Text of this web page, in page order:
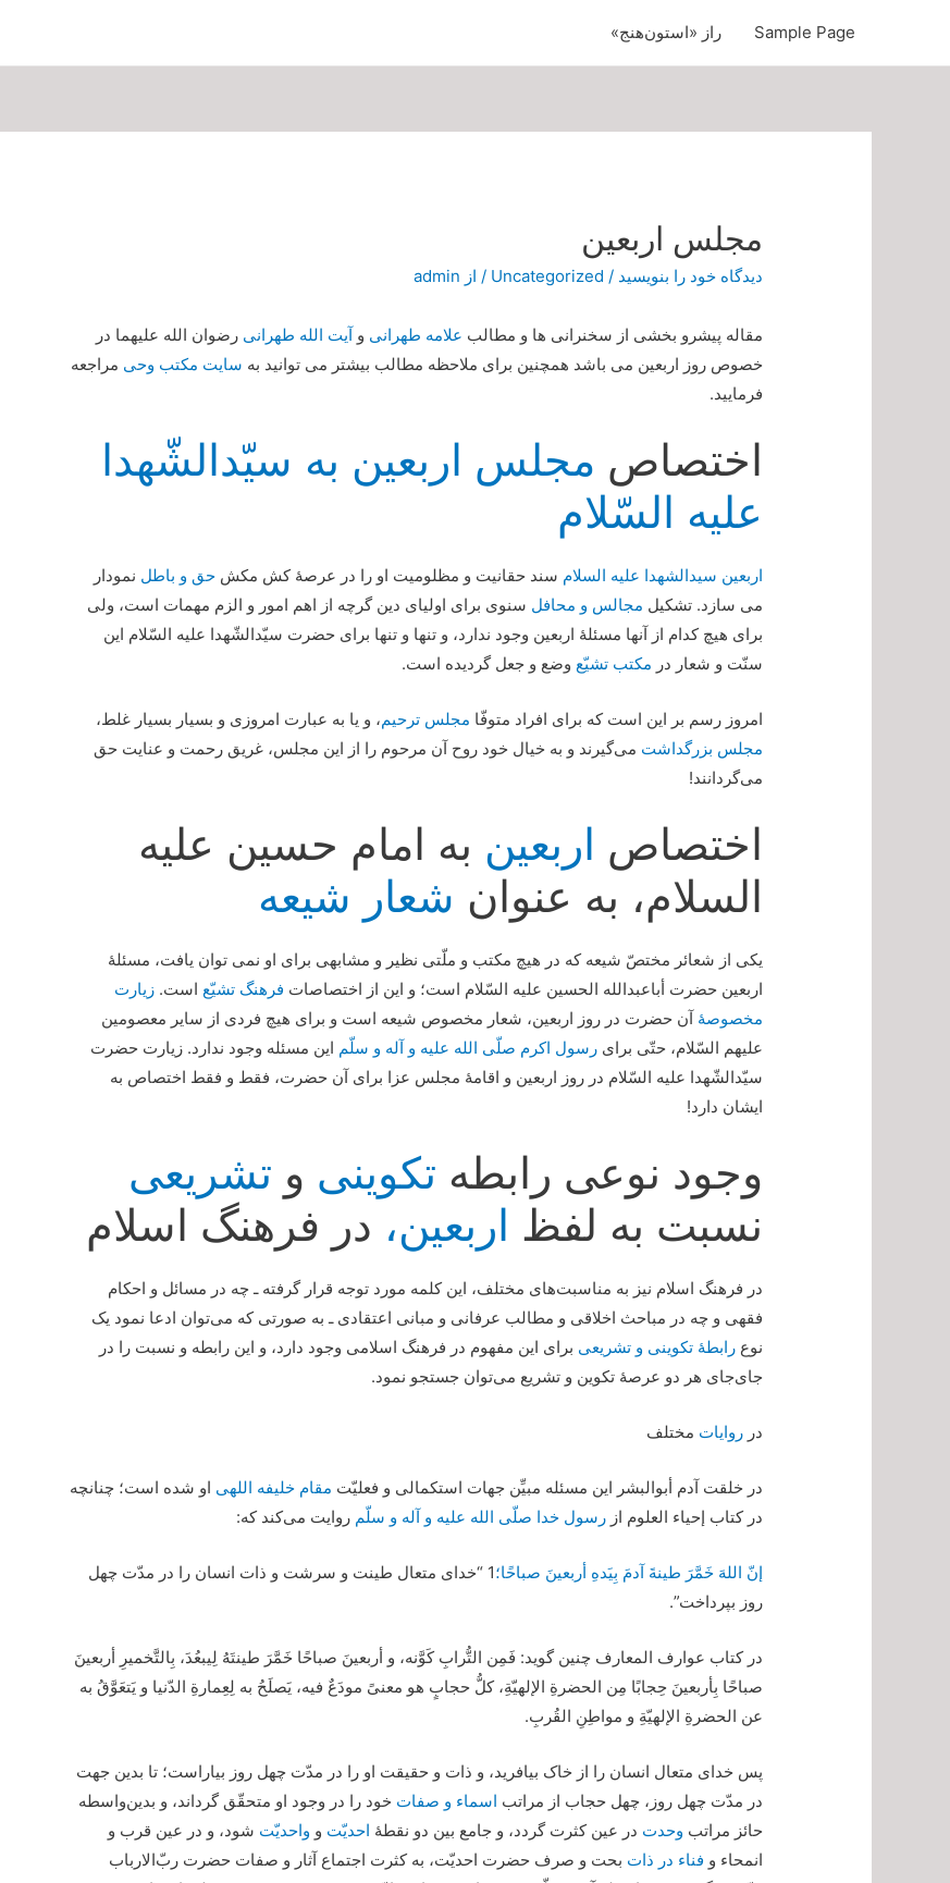
Sample Page راز «استون‌هنج»
مجلس اربعین
دیدگاه‌ خود را بنویسید /
Uncategorized / از admin
مقاله پیشرو بخشی از سخنرانی ها و مطالب علامه طهرانی وآیت الله طهرانی رضوان الله علیهما در
خصوص روز اربعین می باشد همچنین برای ملاحظه مطالب بیشتر می توانید به سایت مکتب وحی مراجعه
فرمایید.
اختصاص مجلس اربعین به سیّدالشّهدا
علیه السّلام
اربعین سیدالشهدا علیه السلام سند حقانیت و مظلومیت او را در عرصۀ کش مکش حق و باطل نمودار
می سازد. تشکیل مجالس و محافل سنوی برای اولیای دین گرچه از اهم امور و الزم مهمات است، ولی
برای هیچ کدام از آنها مسئلۀ اربعین وجود ندارد، و تنها و تنها برای حضرت سیّدالشّهدا علیه السّلام این
سنّت و شعار در مکتب تشیّع وضع و جعل گردیده است.
امروز رسم بر این است که برای افراد متوفّا مجلس ترحیم، و یا به عبارت امروزی و بسیار بسیار غلط،
مجلس بزرگداشت می‌گیرند و به خیال خود روح آن مرحوم را از این مجلس، غریق رحمت و عنایت حق
می‌گردانند!
اختصاص اربعین به امام حسین علیه
السلام، به عنوان شعار شیعه
یکی از شعائر مختصّ شیعه که در هیچ مکتب و ملّتی نظیر و مشابهی برای او نمی توان یافت، مسئلۀ
اربعین حضرت أباعبدالله الحسین علیه السّلام است؛ و این از اختصاصات فرهنگ تشیّع است.زیارت
مخصوصۀ آن حضرت در روز اربعین، شعار مخصوص شیعه است و برای هیچ فردی از سایر معصومین
علیهم السّلام، حتّی برایرسول اکرم صلّی الله علیه و آله و سلّم این مسئله وجود ندارد. زیارت حضرت
سیّدالشّهدا علیه السّلام در روز اربعین و اقامۀ مجلس عزا برای آن حضرت، فقط و فقط اختصاص به
ایشان دارد!
وجود نوعی رابطه تکوینی و تشریعی
نسبت به لفظ اربعین، در فرهنگ اسلام
در فرهنگ اسلام نیز به مناسبت‌های مختلف، این کلمه مورد توجه قرار گرفته ـ چه در مسائل و احکام
فقهی و چه در مباحث اخلاقی و مطالب عرفانی و مبانی اعتقادی ـ به‌ صورتی که می‌توان ادعا نمود یک
نوعرابطۀ تکوینی و تشریعی برای این مفهوم در فرهنگ اسلامی وجود دارد، و این رابطه و نسبت را در
جای‌جای هر دو عرصۀ تکوین و تشریع می‌توان جستجو نمود.
درروایات مختلف
در خلقت آدم أبو‌البشر این مسئله مبیِّن جهات استکمالی و فعلیّت مقام خلیفه اللهی او شده است؛ چنانچه
در کتاب إحیاء العلوم ازرسول خدا صلّی الله علیه و آله و سلّم روایت می‌کند که:
إنّ اللهَ خَمَّرَ طینةَ آدمَ بِیَدهِ أربعینَ صباحًا؛
1 “خدای متعال طینت و سرشت و ذات انسان را در مدّت چهل
روز بپرداخت”.
در کتاب عوارف المعارف چنین گوید: فَمِن التُّرابِ کَوَّنه، و أربعینَ صباحًا خَمَّرَ طینتَهُ لِیبعُدَ، بِالتَّخمیرِ أربعینَ
صباحًا بِأربعینَ حِجابًا مِن الحضرةِ الإلهیّةِ، کلُّ حجابٍ هو معنیً مودَعٌ فیه، یَصلَحُ به لِعِمارةِ الدّنیا و یَتعَوَّقُ به
عن الحضرةِ الإلهیّةِ و مواطِنِ القُربِ.
پس خدای متعال انسان را از خاک بیافرید، و ذات و حقیقت او را در مدّت چهل روز بیاراست؛ تا بدین جهت
در مدّت چهل روز، چهل حجاب از مراتب اسماء‌ و صفات خود را در وجود او متحقّق گرداند، و بدین‌واسطه
حائز مراتب وحدت در عین کثرت گردد، و جامع بین دو نقطۀ احدیّت و واحدیّت شود، و در عین قرب و
انمحاء و فناء در ذات بحت و صرف حضرت احدیّت، به کثرت اجتماع آثار و صفات حضرت ربّ‌الارباب